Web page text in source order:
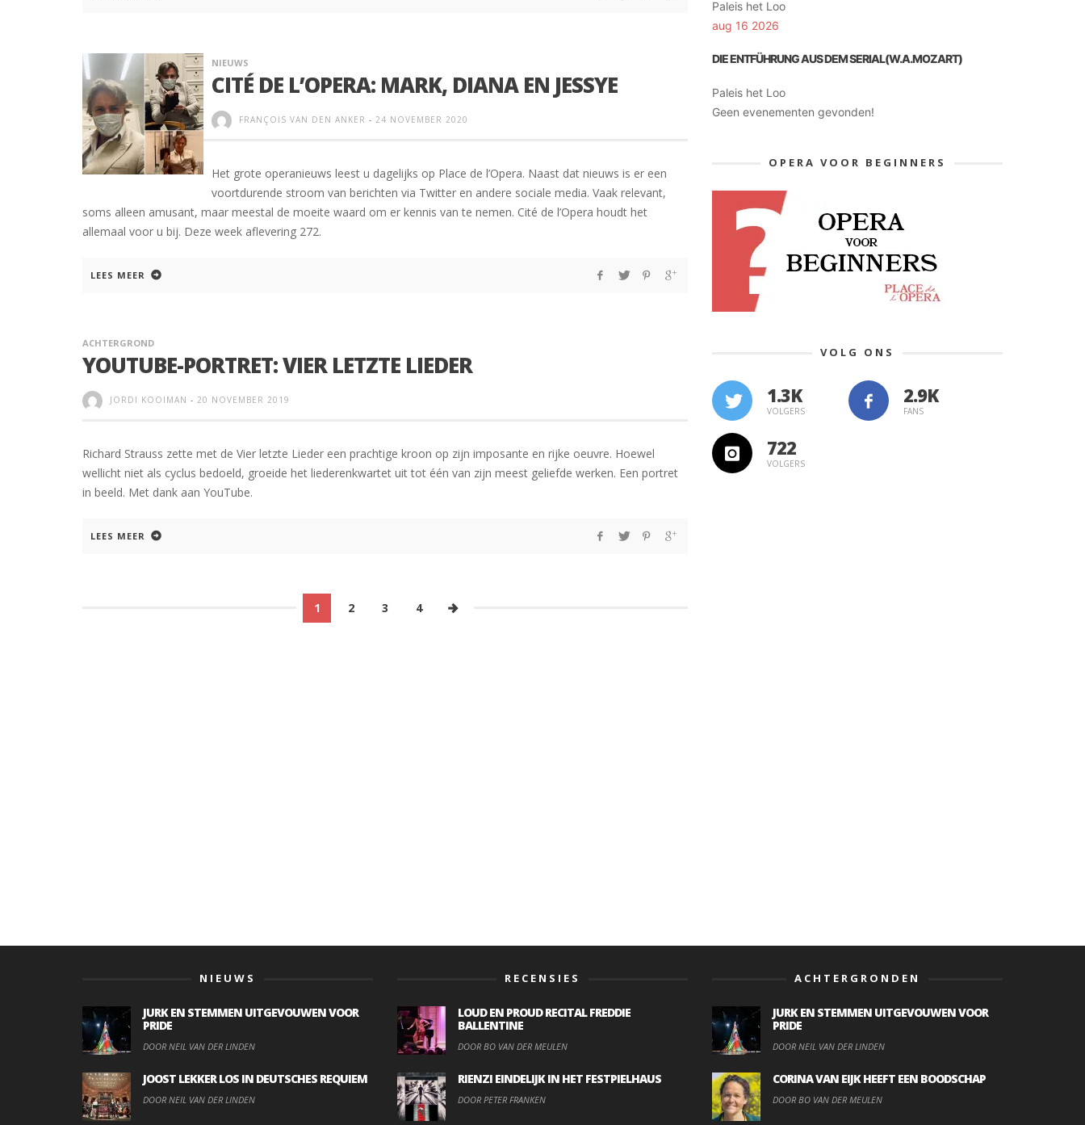
NIEUWS
CITÉ DE L’OPERA: MARK, DIANA EN JESSYE
FRANÇOIS VAN DEN ANKER - 24 NOVEMBER 2020
Het grote operanieuws leest u dagelijks op Place de l’Opera. Naast dat nieuws is er een
voortdurende stroom van berichten via Twitter en andere sociale media. Vaak relevant,
soms alleen amusant, maar meestal de moeite waard om er kennis van te nemen. Cité de l’Opera houdt het
allemaal voor u bij. Deze week aflevering 272.
LEES MEER
ACHTERGROND
YOUTUBE-PORTRET: VIER LETZTE LIEDER
JORDI KOOIMAN - 20 NOVEMBER 2019
Richard Strauss zette met de Vier letzte Lieder een prachtige kroon op zijn imposante en rijke oeuvre. Hoewel
wellicht niet als cyclus bedoeld, groeide het liederenkwartet uit tot één van zijn meest geliefde werken. Een portret
in beeld. Met dank aan YouTube.
LEES MEER
1 2 3 4
Paleis het Loo
aug 16 2026
DIE ENTFÜHRUNG AUS DEM SERIAL(W.A.MOZART)
Paleis het Loo
Geen evenementen gevonden!
OPERA VOOR BEGINNERS
VOLG ONS
1.3K
VOLGERS FANS
722
VOLGERS
NIEUWS
JURK EN STEMMEN UITGEVOUWEN VOOR
PRIDE
DOOR NEIL VAN DER LINDEN
JOOST LEKKER LOS IN DEUTSCHES REQUIEM
DOOR NEIL VAN DER LINDEN
RECENSIES
LOUD EN PROUD RECITAL FREDDIE
BALLENTINE
DOOR BO VAN DER MEULEN
RIENZI EINDELIJK IN HET FESTPIELHAUS
DOOR PETER FRANKEN
ACHTERGRONDEN
JURK EN STEMMEN UITGEVOUWEN VOOR
PRIDE
DOOR NEIL VAN DER LINDEN
CORINA VAN EIJK HEEFT EEN BOODSCHAP
DOOR BO VAN DER MEULEN